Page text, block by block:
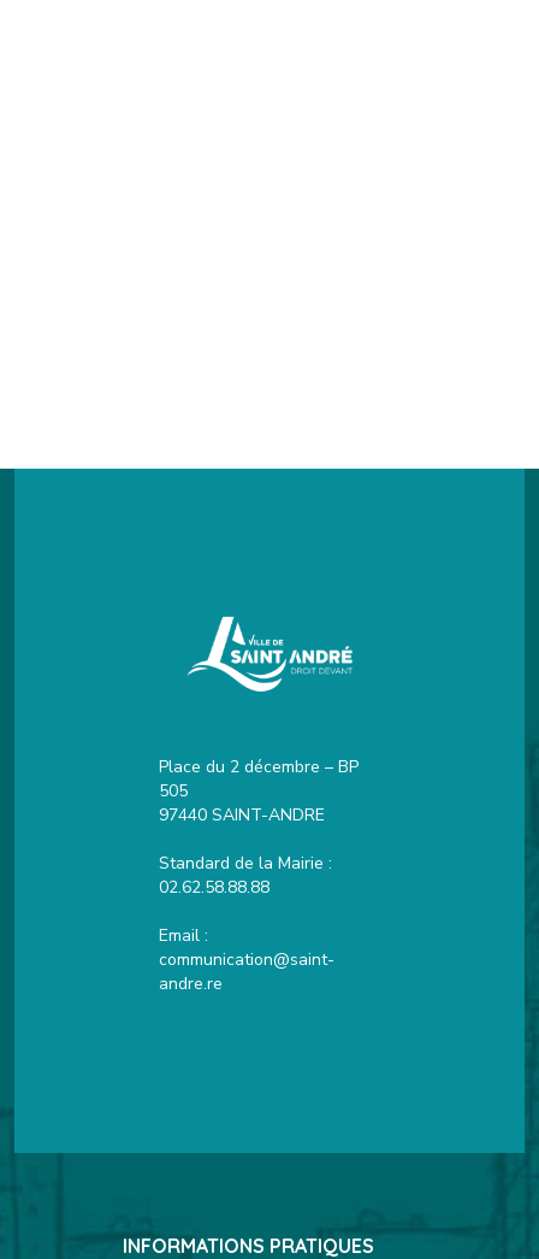
Place du 2 décembre – BP
505
97440 SAINT-ANDRE
Standard de la Mairie :
02.62.58.88.88
Email :
communication@saint-
andre.re
INFORMATIONS PRATIQUES